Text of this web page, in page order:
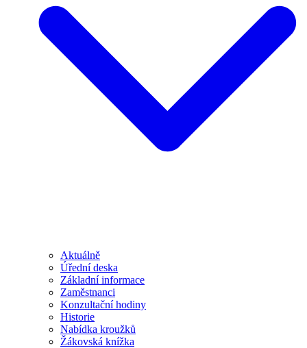
Aktuálně
Úřední deska
Základní informace
Zaměstnanci
Konzultační hodiny
Historie
Nabídka kroužků
Žákovská knížka